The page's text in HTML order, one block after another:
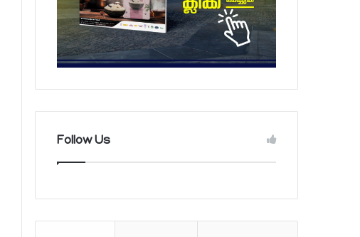
Follow Us